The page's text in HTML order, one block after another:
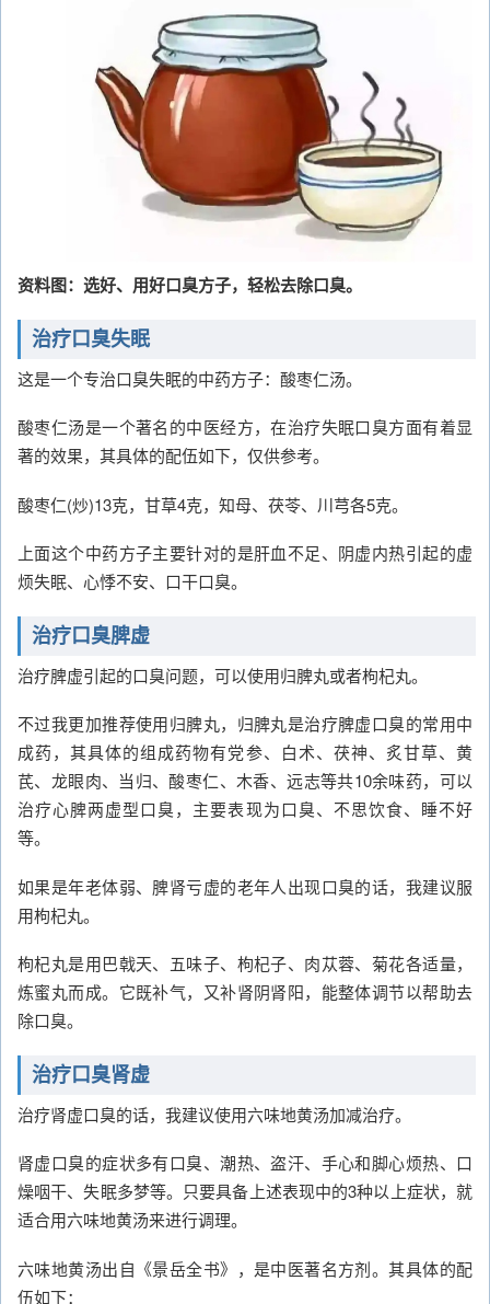
资料图：选好、用好口臭方子，轻松去除口臭。
治疗口臭失眠
这是一个专治口臭失眠的中药方子：酸枣仁汤。
酸枣仁汤是一个著名的中医经方，在治疗失眠口臭方面有着显
著的效果，其具体的配伍如下，仅供参考。
酸枣仁(炒)13克，甘草4克，知母、茯苓、川芎各5克。
上面这个中药方子主要针对的是肝血不足、阴虚内热引起的虚
烦失眠、心悸不安、口干口臭。
治疗口臭脾虚
治疗脾虚引起的口臭问题，可以使用归脾丸或者枸杞丸。
不过我更加推荐使用归脾丸，归脾丸是治疗脾虚口臭的常用中
成药，其具体的组成药物有党参、白术、茯神、炙甘草、黄
芪、龙眼肉、当归、酸枣仁、木香、远志等共10余味药，可以
治疗心脾两虚型口臭，主要表现为口臭、不思饮食、睡不好
等。
如果是年老体弱、脾肾亏虚的老年人出现口臭的话，我建议服
用枸杞丸。
枸杞丸是用巴戟天、五味子、枸杞子、肉苁蓉、菊花各适量，
炼蜜丸而成。它既补气，又补肾阴肾阳，能整体调节以帮助去
除口臭。
治疗口臭肾虚
治疗肾虚口臭的话，我建议使用六味地黄汤加减治疗。
肾虚口臭的症状多有口臭、潮热、盗汗、手心和脚心烦热、口
燥咽干、失眠多梦等。只要具备上述表现中的3种以上症状，就
适合用六味地黄汤来进行调理。
六味地黄汤出自《景岳全书》，是中医著名方剂。其具体的配
伍如下：